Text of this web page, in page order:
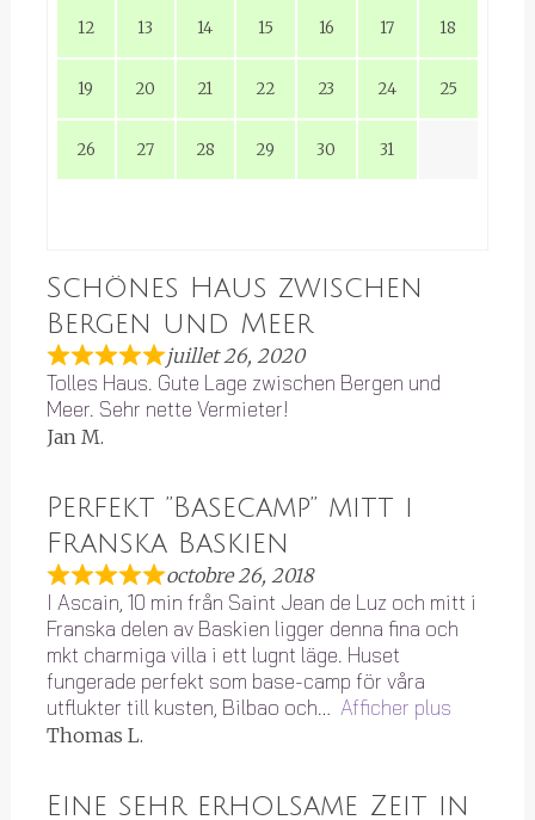
12 13 14 15 16 17 18
19 20 21 22 23 24 25
26 27 28 29 30 31
Schönes Haus zwischen
Bergen und Meer
juillet 26, 2020
Tolles Haus. Gute Lage zwischen Bergen und
Meer. Sehr nette Vermieter!
Jan M.
Perfekt ”Basecamp” mitt i
Franska Baskien
octobre 26, 2018
I Ascain, 10 min från Saint Jean de Luz och mitt i
Franska delen av Baskien ligger denna fina och
mkt charmiga villa i ett lugnt läge. Huset
fungerade perfekt som base-camp för våra
utflukter till kusten, Bilbao och
Afficher plus
Thomas L.
Eine sehr erholsame Zeit in